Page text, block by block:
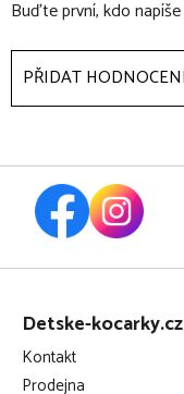
Buďte první, kdo
PŘIDAT
Z
Detske-kocarky.cz
Kontakt
Prodejna